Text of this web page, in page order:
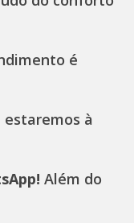
é
estaremos à
Além do